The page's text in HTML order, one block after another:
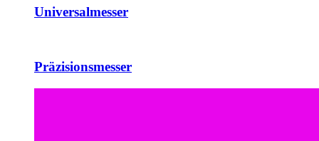
Universalmesser
Präzisionsmesser